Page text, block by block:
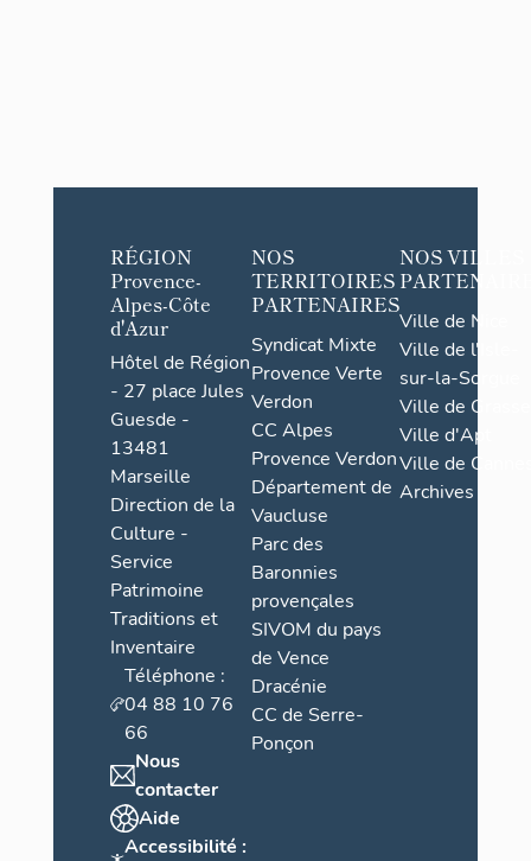
RÉGION
Provence-
Alpes-Côte
d'Azur
Hôtel de Région
- 27 place Jules
Guesde -
13481
Marseille
Direction de la
Culture -
Service
Patrimoine
Traditions et
Inventaire
Téléphone :
04 88 10 76
66
Nous
contacter
Aide
Accessibilité :
NOS
TERRITOIRES
PARTENAIRES
Syndicat Mixte
Provence Verte
Verdon
CC Alpes
Provence Verdon
Département de
Vaucluse
Parc des
Baronnies
provençales
SIVOM du pays
de Vence
Dracénie
CC de Serre-
Ponçon
NOS VILLES
Ville de Nice
Ville de l'Isle-
sur-la-Sorgue
Ville de Grasse
Ville d'Apt
Ville de
Archives